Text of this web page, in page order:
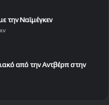
την Ναϊμέγκεν
από την Αντβέρπ στην